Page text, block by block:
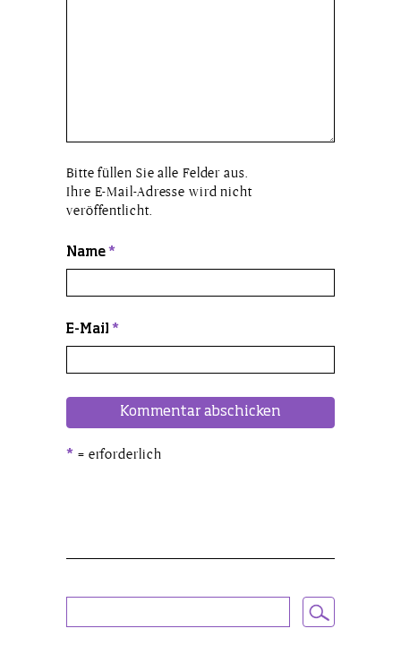
Bitte füllen Sie alle Felder aus.
Ihre E-Mail-Adresse wird nicht
veröffentlicht.
Name *
E-Mail *
Alternative:
* = erforderlich